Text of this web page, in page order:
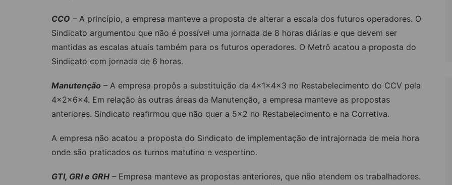
CCO – A princípio, a empresa manteve a proposta de alterar a escala dos futuros operadores. O
Sindicato argumentou que não é possível uma jornada de 8 horas diárias e que devem ser
mantidas as escalas atuais também para os futuros operadores. O Metrô acatou a proposta do
Sindicato com jornada de 6 horas.
Manutenção – A empresa propôs a substituição da 4x1x4x3 no Restabelecimento do CCV pela
4x2x6x4. Em relação às outras áreas da Manutenção, a empresa manteve as propostas
anteriores. Sindicato reafirmou que não quer a 5×2 no Restabelecimento e na Corretiva.
A empresa não acatou a proposta do Sindicato de implementação de intrajornada de meia hora
onde são praticados os turnos matutino e vespertino.
GTI, GRI e GRH – Empresa manteve as propostas anteriores, que não atendem os trabalhadores.